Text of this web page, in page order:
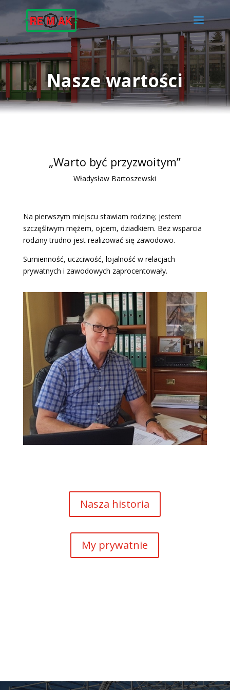
Nasze wartości
„Warto być przyzwoitym”
Władysław Bartoszewski
Na pierwszym miejscu stawiam rodzinę; jestem
szczęśliwym mężem, ojcem, dziadkiem. Bez wsparcia
rodziny trudno jest realizować się zawodowo.
Sumienność, uczciwość, lojalność w relacjach
prywatnych i zawodowych zaprocentowały.
Nasza historia
My prywatnie